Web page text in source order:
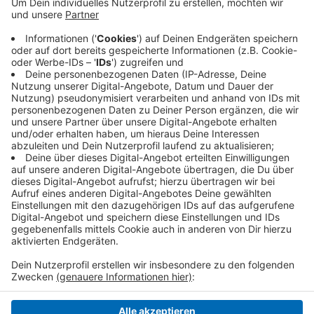
zu der Dülkener Tradition, damals noch als Handwerks-
und Bauernmarkt, heute als Krammarkt. Auch dieses
Jahr werden wieder über 100 000 Besucher erwartet.
Anwohner und Besucher müssen sich deshalb noch bis
20 Uhr auf Verkehrsbehinderungen und Straßensperren
einstellen.
Anzeige
Anzeige